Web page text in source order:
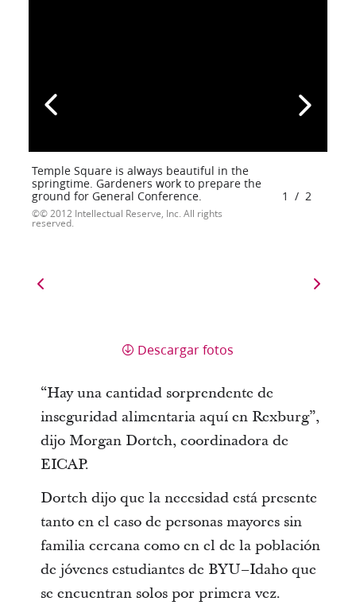
Temple Square is always beautiful in the
springtime. Gardeners work to prepare the
ground for General Conference.
© 2012 Intellectual Reserve, Inc. All rights
reserved.
1 / 2
Descargar fotos
“Hay una cantidad sorprendente de
inseguridad alimentaria aquí en Rexburg”,
dijo Morgan Dortch, coordinadora de
EICAP.
Dortch dijo que la necesidad está presente
tanto en el caso de personas mayores sin
familia cercana como en el de la población
de jóvenes estudiantes de BYU–Idaho que
se encuentran solos por primera vez.